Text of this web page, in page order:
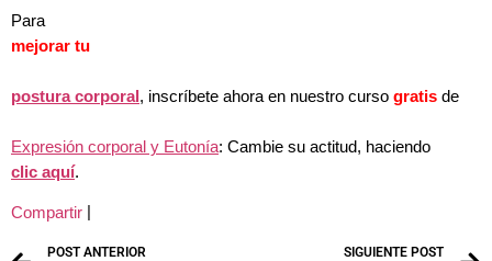
Para
mejorar tu
postura corporal , inscríbete ahora en nuestro curso gratis de
Expresión corporal y Eutonía: Cambie su actitud, haciendo
clic aquí.
Compartir
POST ANTERIOR SIGUIENTE POST